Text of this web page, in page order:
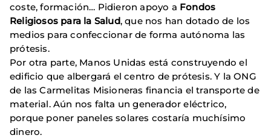
coste, formación… Pidieron apoyo a Fondos
Religiosos para la Salud, que nos han dotado de los
medios para confeccionar de forma autónoma las
prótesis.
Por otra parte, Manos Unidas está construyendo el
edificio que albergará el centro de prótesis. Y la ONG
de las Carmelitas Misioneras financia el transporte de
material. Aún nos falta un generador eléctrico,
porque poner paneles solares costaría muchísimo
dinero.